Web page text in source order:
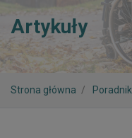
Artykuły
Strona główna Poradnik